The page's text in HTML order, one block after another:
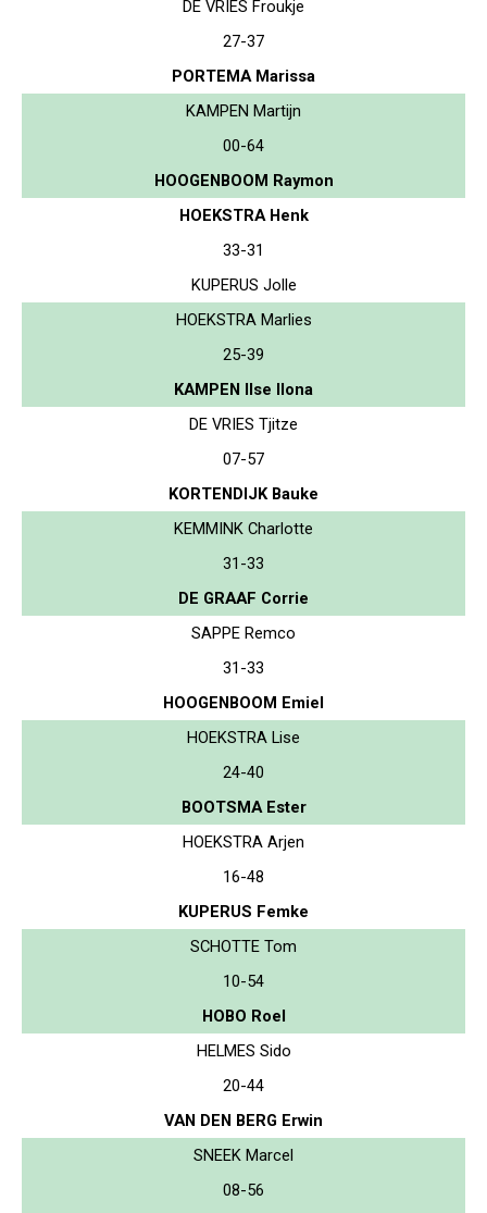
DE VRIES Froukje
27-37
PORTEMA Marissa
KAMPEN Martijn
00-64
HOOGENBOOM Raymon
HOEKSTRA Henk
33-31
KUPERUS Jolle
HOEKSTRA Marlies
25-39
KAMPEN Ilse Ilona
DE VRIES Tjitze
07-57
KORTENDIJK Bauke
KEMMINK Charlotte
31-33
DE GRAAF Corrie
SAPPE Remco
31-33
HOOGENBOOM Emiel
HOEKSTRA Lise
24-40
BOOTSMA Ester
HOEKSTRA Arjen
16-48
KUPERUS Femke
SCHOTTE Tom
10-54
HOBO Roel
HELMES Sido
20-44
VAN DEN BERG Erwin
SNEEK Marcel
08-56